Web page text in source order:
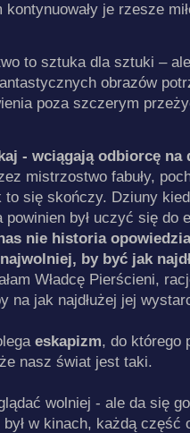
je rzesze
to sztuka dla sztuki –
obrazów
poza szczerym
- wciągają odbiorcę na
mistrzostwo fabuły,
się skończy. Dziuny
powinien był uczyć się do
nie historia
by być jak
Władcę Pierścieni,
na jak najdłużej jej
eskapizm, do którego
nasz świat jest taki.
wolniej - ale da się
był w kinach, każdą część